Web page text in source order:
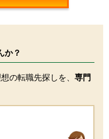
か？
の転職先探しを、 専門